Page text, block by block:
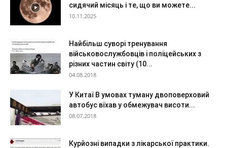
сидячий місяць і те, що ви можете...
10.11.2025
Найбільш суворі тренування
військовослужбовців і поліцейських з
різних частин світу (10...
04.08.2018
У Китаї В умовах туману двоповерховий
автобус вїхав у обмежувач висоти...
08.07.2018
Курйозні випадки з лікарської практики.